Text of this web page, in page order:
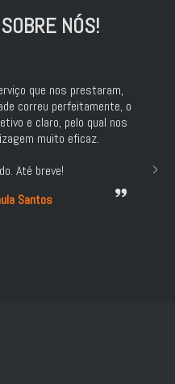
SOBRE NÓS!
que nos prestaram,
correu perfeitamente, o
e claro, pelo qual nos
muito eficaz.
Até breve!
Santos